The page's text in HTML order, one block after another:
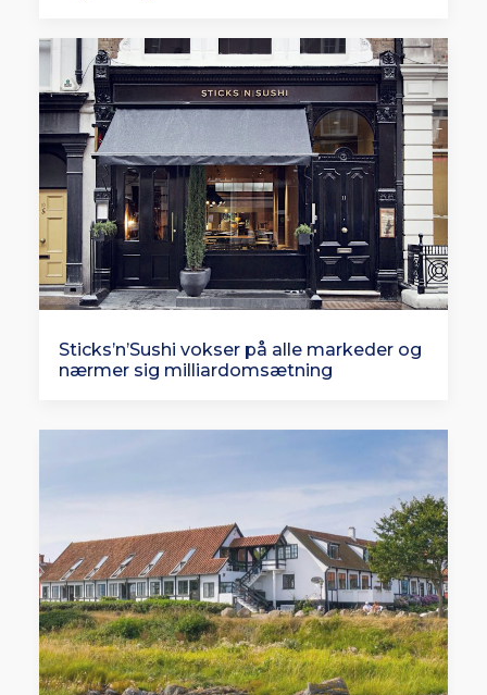
Sticks’n’Sushi vokser på alle markeder og
nærmer sig milliardomsætning